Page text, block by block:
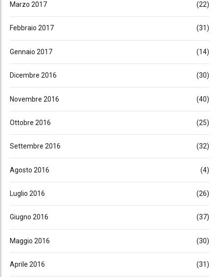
Marzo 2017 (22)
Febbraio 2017 (31)
Gennaio 2017 (14)
Dicembre 2016 (30)
Novembre 2016 (40)
Ottobre 2016 (25)
Settembre 2016 (32)
Agosto 2016 (4)
Luglio 2016 (26)
Giugno 2016 (37)
Maggio 2016 (30)
Aprile 2016 (31)